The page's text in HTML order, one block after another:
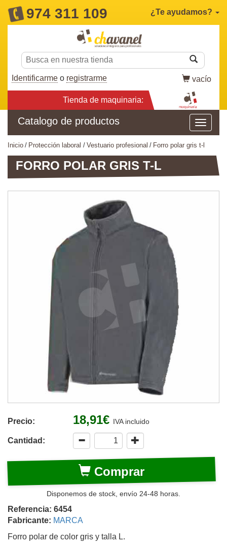
974 311 109 ¿Te ayudamos?
Identificarme o registrarme vacío
Tienda de maquinaria:
Catalogo de productos
inicio protección laboral vestuario profesional forro polar gris t-l
FORRO POLAR GRIS T-L
Precio: 18,91€ IVA incluido
Cantidad:
Comprar
Disponemos de stock, envío 24-48 horas.
Referencia: 6454
Fabricante: MARCA
Forro polar de color gris y talla L.